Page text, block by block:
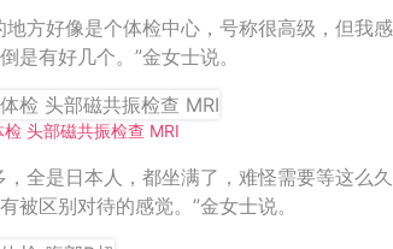
地方好像是个体检中心，号称很高级，但我
是有好几个。”金女士说。
检 头部磁共振检查 MRI
，全是日本人，都坐满了，难怪需要等这么
被区别对待的感觉。”金女士说。